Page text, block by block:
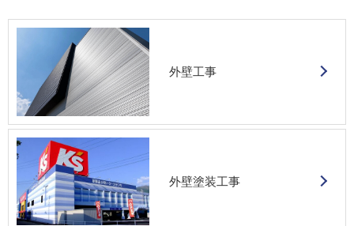
外壁工事
外壁塗装工事